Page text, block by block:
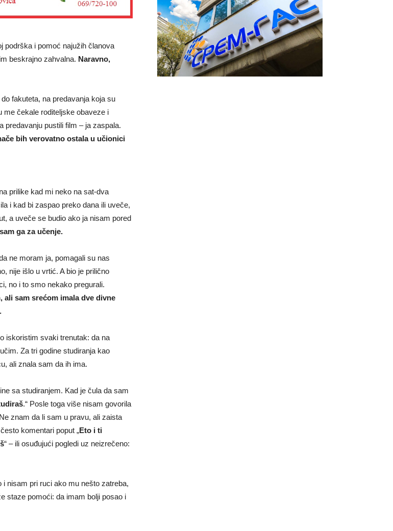
podrška i pomoć najužih članova
beskrajno zahvalna. Naravno,
fakuteta, na predavanja koja su
me čekale roditeljske obaveze i
predavanju pustili film – ja zaspala.
bih verovatno ostala u učionici
prilike kad mi neko na sat-dva
i kad bi zaspao preko dana ili uveče,
a uveče se budio ako ja nisam pored
ga za učenje.
ne moram ja, pomagali su nas
nije išlo u vrtić. A bio je prilično
no i to smo nekako pregurali.
sam srećom imala dve divne
iskoristim svaki trenutak: da na
Za tri godine studiranja kao
ali znala sam da ih ima.
sa studiranjem. Kad je čula da sam
.“ Posle toga više nisam govorila
znam da li sam u pravu, ali zaista
komentari poput „Eto i ti
“ – ili osuđujući pogledi uz neizrečeno:
nisam pri ruci ako mu nešto zatreba,
staze pomoći: da imam bolji posao i